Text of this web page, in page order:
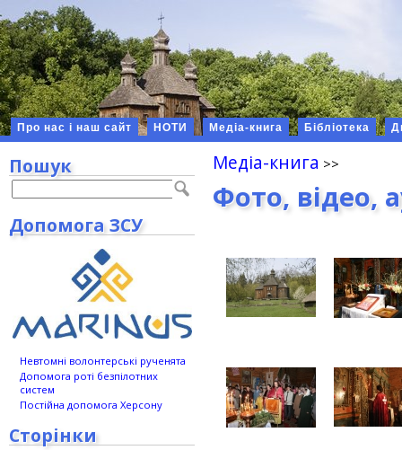
Про нас і наш сайт НОТИ Медіа-книга Бібліотека
Медіа-книга
Фото, відео,
Пошук
Допомога ЗСУ
Невтомні волонтерські рученята
Допомога роті безпілотних
систем
Постійна допомога Херсону
Сторінки